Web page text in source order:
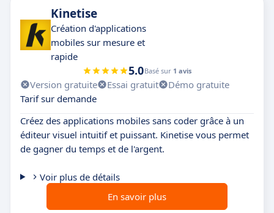
Kinetise
Création d'applications
mobiles sur mesure et
rapide
5.0Basé sur 1 avis
Version gratuite Essai gratuit
Démo gratuite
Tarif sur demande
Créez des applications mobiles sans coder grâce à un
éditeur visuel intuitif et puissant. Kinetise vous permet
de gagner du temps et de l'argent.
Voir plus de détails
En savoir plus